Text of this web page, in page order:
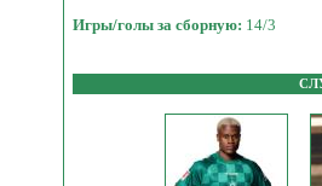
Игры/голы за сборную: 14/3